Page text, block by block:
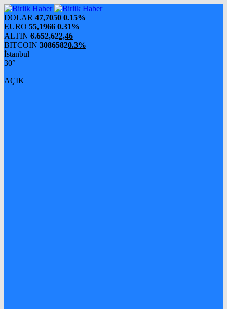
DOLAR 47,7050 0.15%
EURO 55,1966 0.31%
ALTIN 6.652,622,46
BITCOIN 30865820.3%
İstanbul
30°
AÇIK